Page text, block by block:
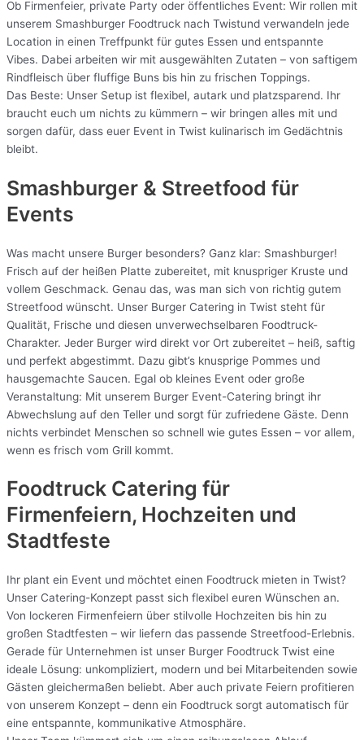
Ob Firmenfeier, private Party oder öffentliches Event: Wir rollen mit
unserem Smashburger Foodtruck nach Twistund verwandeln jede
Location in einen Treffpunkt für gutes Essen und entspannte
Vibes. Dabei arbeiten wir mit ausgewählten Zutaten – von saftigem
Rindfleisch über fluffige Buns bis hin zu frischen Toppings.
Das Beste: Unser Setup ist flexibel, autark und platzsparend. Ihr
braucht euch um nichts zu kümmern – wir bringen alles mit und
sorgen dafür, dass euer Event in Twist kulinarisch im Gedächtnis
bleibt.
Smashburger & Streetfood für
Events
Was macht unsere Burger besonders? Ganz klar: Smashburger!
Frisch auf der heißen Platte zubereitet, mit knuspriger Kruste und
vollem Geschmack. Genau das, was man sich von richtig gutem
Streetfood wünscht. Unser Burger Catering in Twist steht für
Qualität, Frische und diesen unverwechselbaren Foodtruck-
Charakter. Jeder Burger wird direkt vor Ort zubereitet – heiß, saftig
und perfekt abgestimmt. Dazu gibt’s knusprige Pommes und
hausgemachte Saucen. Egal ob kleines Event oder große
Veranstaltung: Mit unserem Burger Event-Catering bringt ihr
Abwechslung auf den Teller und sorgt für zufriedene Gäste. Denn
nichts verbindet Menschen so schnell wie gutes Essen – vor allem,
wenn es frisch vom Grill kommt.
Foodtruck Catering für
Firmenfeiern, Hochzeiten und
Stadtfeste
Ihr plant ein Event und möchtet einen Foodtruck mieten in Twist?
Unser Catering-Konzept passt sich flexibel euren Wünschen an.
Von lockeren Firmenfeiern über stilvolle Hochzeiten bis hin zu
großen Stadtfesten – wir liefern das passende Streetfood-Erlebnis.
Gerade für Unternehmen ist unser Burger Foodtruck Twist eine
ideale Lösung: unkompliziert, modern und bei Mitarbeitenden sowie
Gästen gleichermaßen beliebt. Aber auch private Feiern profitieren
von unserem Konzept – denn ein Foodtruck sorgt automatisch für
eine entspannte, kommunikative Atmosphäre.